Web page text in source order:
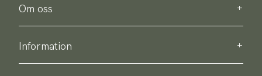
Köpinformation
Om oss
Om Scottsberry
Hållbarhet
Integritetspolicy
Information
Leverans